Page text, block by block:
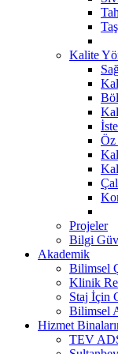
Kalite
Öz
Projeler
Bilgi
Akademik
Bilimsel
Klinik
Staj İçin
Bilimsel
Hizmet
TEV